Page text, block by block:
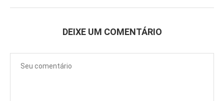
DEIXE UM COMENTÁRIO